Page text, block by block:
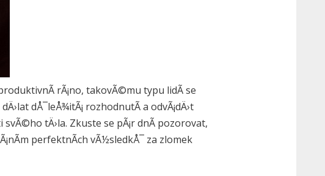
rÃ¡no, takovÃ©mu typu lidÃ­ se
dÅ¯leÅ¾itÃ¡ rozhodnutÃ­ a odvÃ¡dÄ›t
tÄ›la. Zkuste se pÃ¡r dnÃ­ pozorovat,
perfektnÃ­ch vÃ½sledkÅ¯ za zlomek